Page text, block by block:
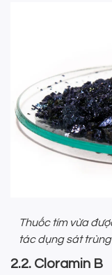
Thuốc tím vừa
tác dụng sát
2.2. Cloramin B